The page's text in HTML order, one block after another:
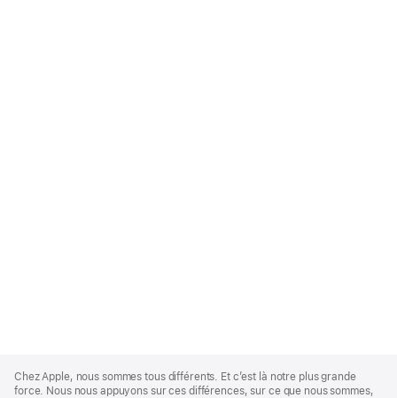
Footer
Chez Apple, nous sommes tous différents. Et c’est là notre plus grande
force. Nous nous appuyons sur ces différences, sur ce que nous sommes,